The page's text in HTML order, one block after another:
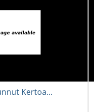
Kertoa...